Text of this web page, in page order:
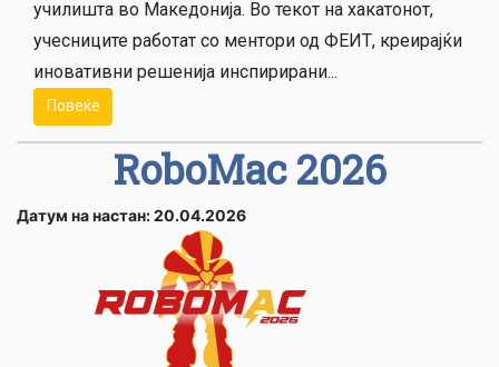
училишта во Македонија. Во текот на хакатонот,
учесниците работат со ментори од ФЕИТ, креирајќи
иновативни решенија инспирирани...
Повеќе
RoboMac 2026
Датум на настан: 20.04.2026